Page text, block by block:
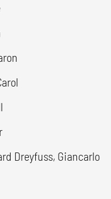
Dreyfuss, Giancarlo